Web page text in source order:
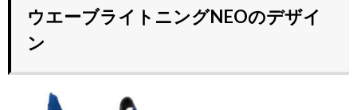
ウエーブライトニングNEOのデザイ
ン